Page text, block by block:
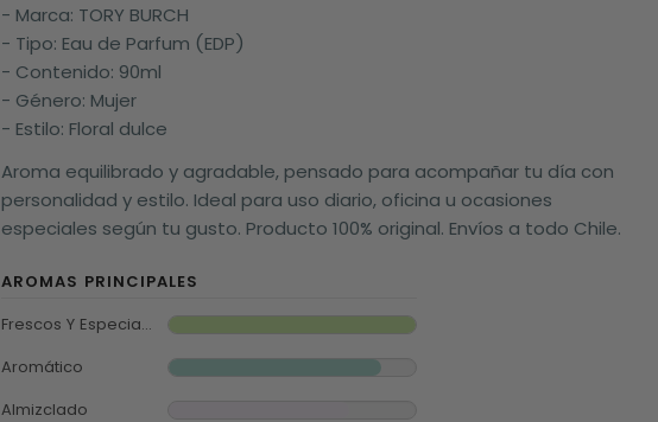
- Marca: TORY BURCH
- Tipo: Eau de Parfum (EDP)
- Contenido: 90ml
- Género: Mujer
- Estilo: Floral dulce
Aroma equilibrado y agradable, pensado para acompañar tu día con
personalidad y estilo. Ideal para uso diario, oficina u ocasiones
especiales según tu gusto. Producto 100% original. Envíos a todo Chile.
AROMAS PRINCIPALES
Frescos Y Especiados
Aromático
Almizclado